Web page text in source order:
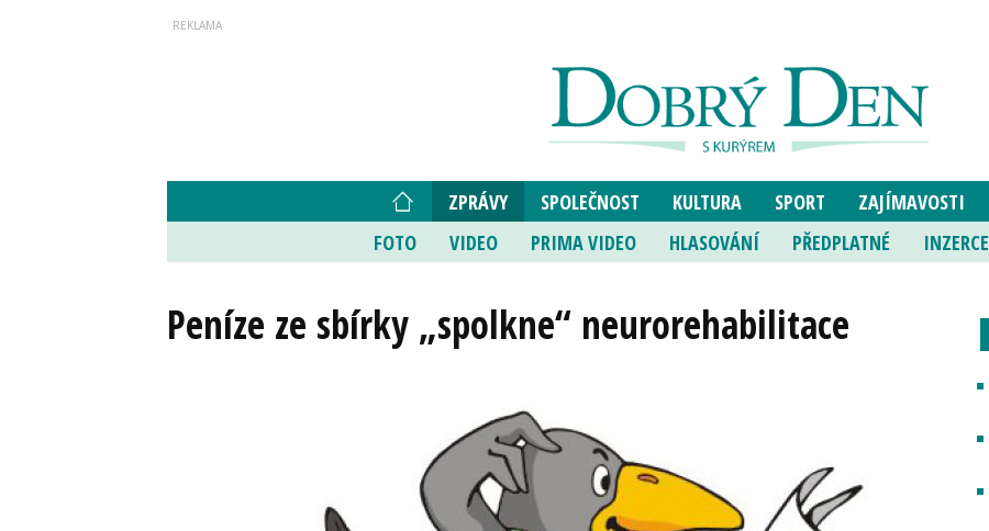
ZPRÁVY SPOLEČNOST KULTURA SPORT ZAJÍMAVOSTI
FOTO
VIDEO PRIMA VIDEO HLASOVÁNÍ PŘEDPLATNÉ INZERCE
Peníze ze sbírky „spolkne“ neurorehabilitace